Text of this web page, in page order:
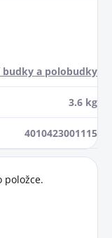
budky a polobudky
3.6 kg
4010423001115
položce.